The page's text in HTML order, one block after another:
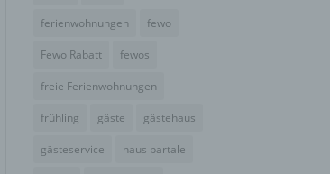
ferienwohnungen fewo
Fewo Rabatt fewos
freie Ferienwohnungen
frühling gäste gästehaus
gästeservice haus partale